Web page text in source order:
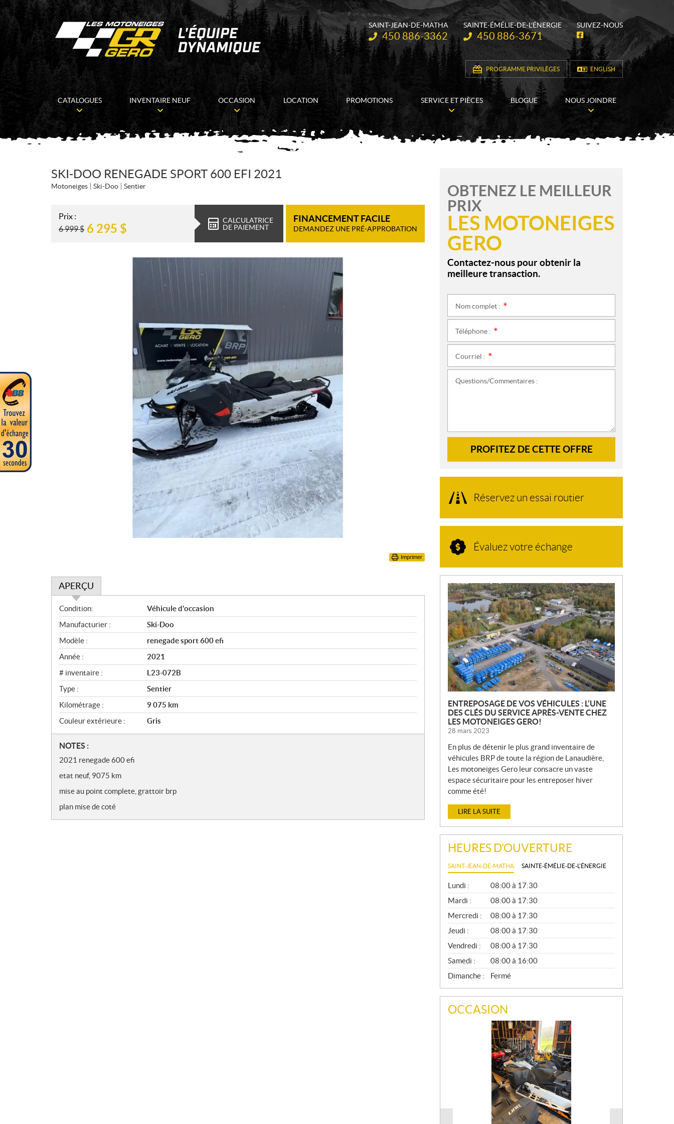
SAINT-JEAN-DE-MATHA
Téléphone :
450 886-3362
SAINTE-ÉMÉLIE-DE-L'ÉNERGIE
Téléphone :
450 886-3671
SUIVEZ-NOUS
F
a
c
e
b
o
o
PROGRAMME PRIVILÈGES ENGLISH
CATALOGUES INVENTAIRE NEUF OCCASION LOCATION PROMOTIONS SERVICE ET PIÈCES BLOGUE NOUS JOINDRE
SKI-DOO RENEGADE SPORT 600 EFI 2021
Motoneiges Ski-Doo Sentier
Prix :
6 999$ 6 295 $
CALCULATRICE
DE PAIEMENT
FINANCEMENT FACILE
DEMANDEZ UNE PRÉ-APPROBATION
Imprimer
APERÇU
A
p
e
r
ç
u
Condition:
Véhicule d'occasion
Manufacturier :
Ski-Doo
Modèle :
renegade sport 600 efi
Année :
2021
# inventaire :
L23-072B
Type :
Sentier
Kilométrage :
9 075 km
Couleur extérieure :
Gris
N
o
e
s
NOTES :
2021 renegade 600 efi
etat neuf, 9075 km
mise au point complete, grattoir brp
plan mise de coté
OBTENEZ LE MEILLEUR
PRIX
LES MOTONEIGES
GERO
Contactez-nous pour obtenir la
meilleure transaction.
Nom complet :
Téléphone :
Courriel :
Questions/Commentaires :
PROFITEZ DE CETTE OFFRE
Réservez un essai routier
Évaluez votre échange
N
O
U
V
E
L
L
E
S
ENTREPOSAGE DE VOS VÉHICULES : L’UNE
DES CLÉS DU SERVICE APRÈS-VENTE CHEZ
LES MOTONEIGES GERO!
28 mars 2023
En plus de détenir le plus grand inventaire de
véhicules BRP de toute la région de Lanaudière,
Les motoneiges Gero leur consacre un vaste
espace sécuritaire pour les entreposer hiver
comme été!
LIRE LA SUITE
HEURES D'OUVERTURE
SAINT-JEAN-DE-MATHA SAINTE-ÉMÉLIE-DE-L'ÉNERGIE
G
É
N
É
R
A
L
Lundi :
08:00 à 17:30
Mardi :
08:00 à 17:30
Mercredi :
08:00 à 17:30
Jeudi :
08:00 à 17:30
Vendredi :
08:00 à 17:30
Samedi :
08:00 à 16:00
Dimanche :
Fermé
OCCASION